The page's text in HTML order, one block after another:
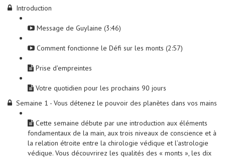
Introduction
Message de Guylaine (3:46)
Comment fonctionne le Défi sur les monts (2:57)
Prise d'empreintes
Votre quotidien pour les prochains 90 jours
Semaine 1 - Vous détenez le pouvoir des planètes dans vos mains
Cette semaine débute par une introduction aux éléments
fondamentaux de la main, aux trois niveaux de conscience et à
la relation étroite entre la chirologie védique et l’astrologie
védique. Vous découvrirez les qualités des « monts », les dix